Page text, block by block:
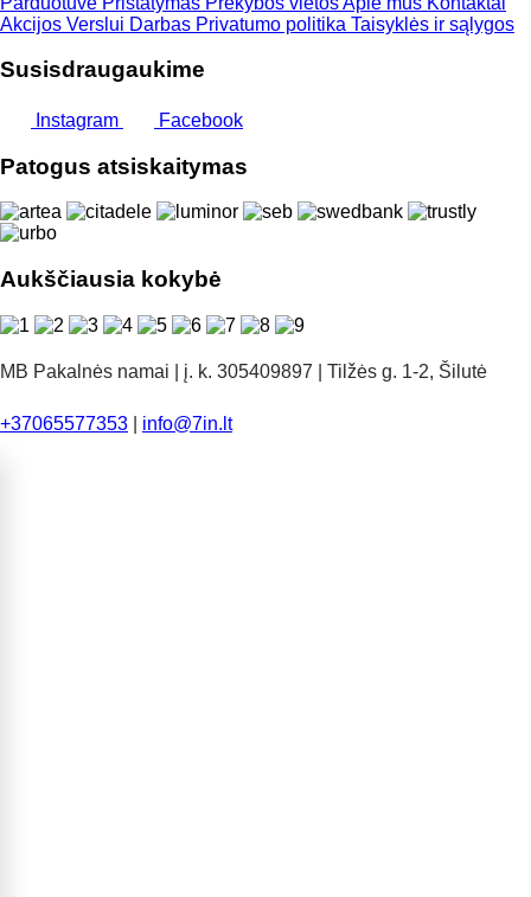
Akcijos Verslui Darbas Privatumo politika Taisyklės ir sąlygos
Susisdraugaukime
Instagram Facebook
Patogus atsiskaitymas
Aukščiausia kokybė
MB Pakalnės namai | į. k. 305409897 | Tilžės g. 1-2, Šilutė
+37065577353 info@7in.lt